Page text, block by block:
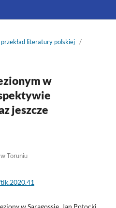
literatury polskiej /
w
jeszcze
Toruniu
w Saragossie, Jan Potocki,